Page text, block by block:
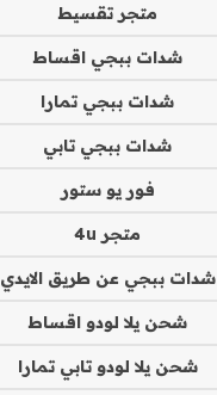
متجر تقسيط
شدات ببجي اقساط
شدات ببجي تمارا
شدات ببجي تابي
فور يو ستور
متجر 4u
شدات ببجي عن طريق الايدي
شحن يلا لودو اقساط
شحن يلا لودو تابي تمارا